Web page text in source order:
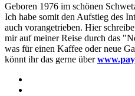
Geboren 1976 im schönen
Ich habe somit den Aufstieg des
auch vorangetrieben. Hier
mir auf meiner Reise durch das
was für einen Kaffee oder neue
könnt ihr das gerne über